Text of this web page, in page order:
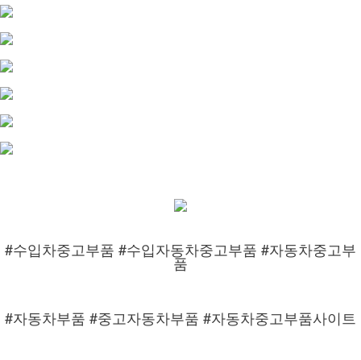
#수입차중고부품 #수입자동차중고부품 #자동차중고부
품
#자동차부품 #중고자동차부품 #자동차중고부품사이트